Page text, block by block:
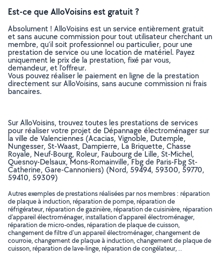
Est-ce que AlloVoisins est gratuit ?
Absolument ! AlloVoisins est un service entièrement gratuit
et sans aucune commission pour tout utilisateur cherchant un
membre, qu’il soit professionnel ou particulier, pour une
prestation de service ou une location de matériel. Payez
uniquement le prix de la prestation, fixé par vous,
demandeur, et l’offreur.
Vous pouvez réaliser le paiement en ligne de la prestation
directement sur AlloVoisins, sans aucune commission ni frais
bancaires.
Sur AlloVoisins, trouvez toutes les prestations de services
pour réaliser votre projet de Dépannage électroménager sur
la ville de Valenciennes (Acacias, Vignoble, Dutemple,
Nungesser, St-Waast, Dampierre, La Briquette, Chasse
Royale, Neuf-Bourg, Roleur, Faubourg de Lille, St-Michel,
Quesnoy-Delsaux, Mons-Romainville, Fbg de Paris-Fbg St-
Catherine, Gare-Cannoniers) (Nord, 59494, 59300, 59770,
59410, 59309)
Autres exemples de prestations réalisées par nos membres : réparation
de plaque à induction, réparation de pompe, réparation de
réfrigérateur, réparation de gazinière, réparation de cuisinière, réparation
d'appareil électroménager, installation d'appareil électroménager,
réparation de micro-ondes, réparation de plaque de cuisson,
changement de filtre d'un appareil électroménager, changement de
courroie, changement de plaque à induction, changement de plaque de
cuisson, réparation de lave-linge, réparation de congélateur, ..